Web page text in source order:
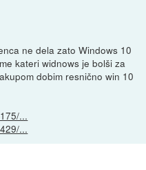
ne dela zato Windows 10
kateri widnows je bolši za
dobim resnično win 10
...
...